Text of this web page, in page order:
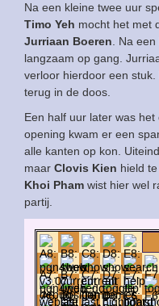
Na een kleine twee uur
Timo Yeh mocht het met
Jurriaan Boeren. Na
langzaam op gang.
verloor hierdoor een
terug in de doos.
Een half uur later was
opening kwam er een
alle kanten op kon.
maar Clovis Kien hield
Khoi Pham wist hier wel
partij.